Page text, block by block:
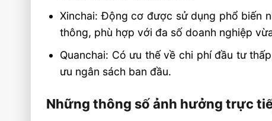
Xinchai: Động cơ được sử dụng phổ biến
thông, phù hợp với đa số doanh nghiệp
Quanchai: Có ưu thế về chi phí đầu tư
ưu ngân sách ban đầu.
Những thông số ảnh hưởng trực